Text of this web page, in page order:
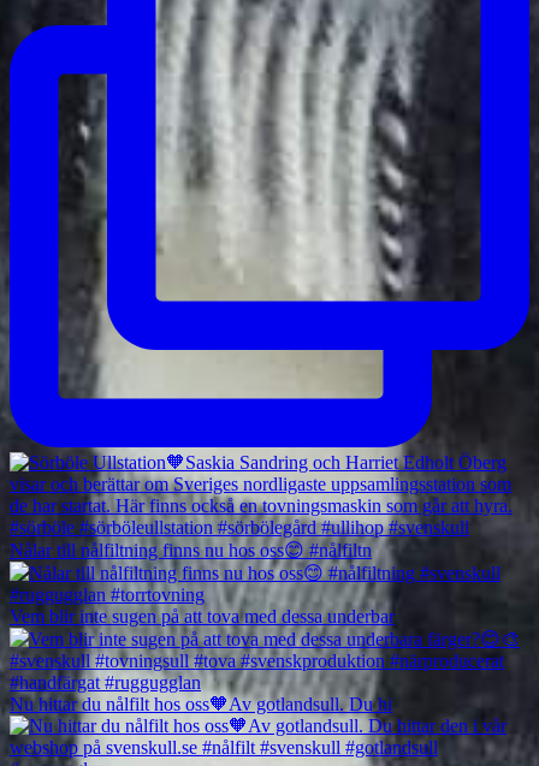
Nålar till nålfiltning finns nu hos oss😊 #nålfiltn
Vem blir inte sugen på att tova med dessa underbar
Nu hittar du nålfilt hos oss🧡Av gotlandsull. Du hi